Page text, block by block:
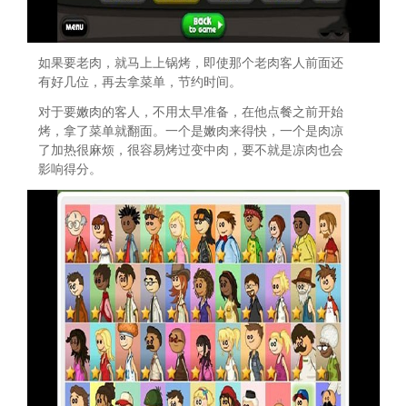
如果要老肉，就马上上锅烤，即使那个老肉客人前面还
有好几位，再去拿菜单，节约时间。
对于要嫩肉的客人，不用太早准备，在他点餐之前开始
烤，拿了菜单就翻面。一个是嫩肉来得快，一个是肉凉
了加热很麻烦，很容易烤过变中肉，要不就是凉肉也会
影响得分。